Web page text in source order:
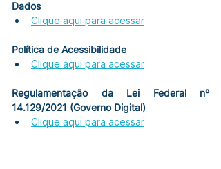
Dados
Clique aqui para acessar
Política de Acessibilidade
Clique aqui para acessar
Regulamentação da Lei Federal nº
14.129/2021 (Governo Digital)
Clique aqui para acessar